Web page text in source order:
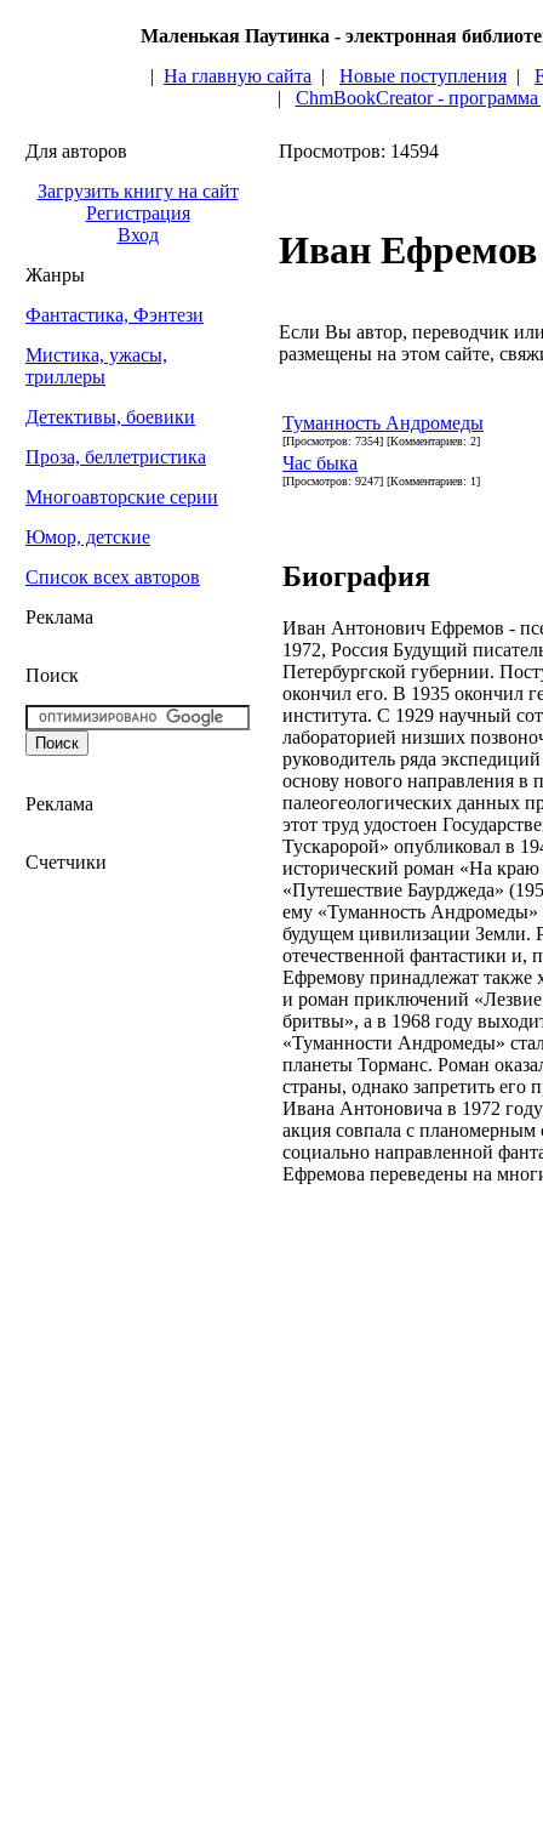
Маленькая Паутинка - электронная
| На главную сайта | Новые поступления |
| ChmBookCreator -
Для авторов
Загрузить книгу на сайт
Регистрация
Вход
Жанры
Фантастика, Фэнтези
Мистика, ужасы,
триллеры
Детективы, боевики
Проза, беллетристика
Многоавторские серии
Юмор, детские
Список всех авторов
Реклама
Поиск
Реклама
Счетчики
Просмотров: 14594
Иван Ефремов
Если Вы автор, переводчик
размещены на этом сайте,
Туманность Андромеды
[Просмотров: 7354] [Комментариев: 2]
Час быка
[Просмотров: 9247] [Комментариев: 1]
Биография
Иван Антонович Ефремов -
1972, Россия Будущий
Петербургской губернии.
окончил его. В 1935 окончил
института. С 1929 научный
лабораторией низших
руководитель ряда
основу нового направления в
палеогеологических данных
этот труд удостоен
Тускаророй» опубликовал в
исторический роман «На
«Путешествие Баурджеда»
ему «Туманность Андромеды»
будущем цивилизации Земли.
отечественной фантастики и,
Ефремову принадлежат также
и роман приключений
бритвы», а в 1968 году
«Туманности Андромеды»
планеты Торманс. Роман
страны, однако запретить
Ивана Антоновича в 1972
акция совпала с планомерным
социально направленной
Ефремова переведены на